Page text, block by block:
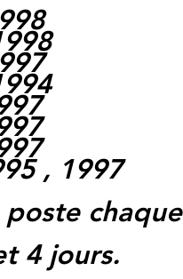
, 1997
chaque
4 jours.